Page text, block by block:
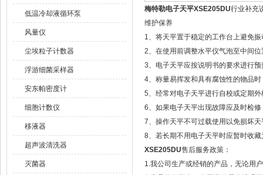
低温冷却液循环泵
风量仪
尘埃粒子计数器
浮游细菌采样器
安东帕密度计
细胞计数仪
移液器
超声波清洗器
灭菌器
梅特勒电子天平XSE205DU行业补充
维护保养
1、将天平置于稳定的工作台上避免
2、在使用前调整水平仪气泡至中间位
3、电子天平应按说明书的要求进行预
4、称量易挥发和具有腐蚀性的物品
5、经常对电子天平进行自校或定期
6、如果电子天平出现故障应及时检修
7、操作天平不可过载使用以免损坏天
8、若长期不用电子天平时应暂时收藏
XSE205DU售后服务政策：
1.我公司生产或经销的产品，无论用